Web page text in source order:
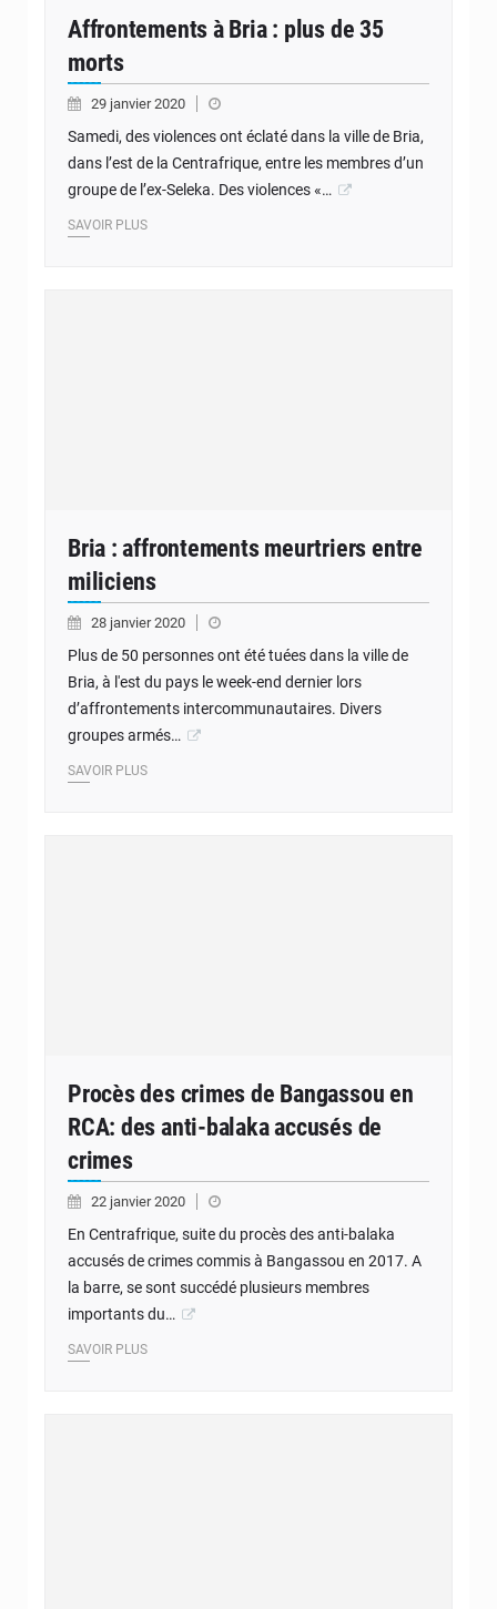
Affrontements à Bria : plus de 35
morts
29 janvier 2020
Samedi, des violences ont éclaté dans la ville de Bria,
dans l’est de la Centrafrique, entre les membres d’un
groupe de l’ex-Seleka. Des violences «…
SAVOIR PLUS
Bria : affrontements meurtriers entre
miliciens
28 janvier 2020
Plus de 50 personnes ont été tuées dans la ville de
Bria, à l'est du pays le week-end dernier lors
d’affrontements intercommunautaires. Divers
groupes armés…
SAVOIR PLUS
Procès des crimes de Bangassou en
RCA: des anti-balaka accusés de
crimes
22 janvier 2020
En Centrafrique, suite du procès des anti-balaka
accusés de crimes commis à Bangassou en 2017. A
la barre, se sont succédé plusieurs membres
importants du…
SAVOIR PLUS